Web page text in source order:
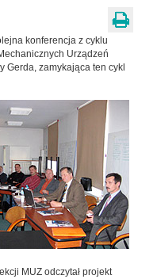
konferencja z cyklu
Urządzeń
Gerda, zamykająca ten cykl
MUZ odczytał projekt